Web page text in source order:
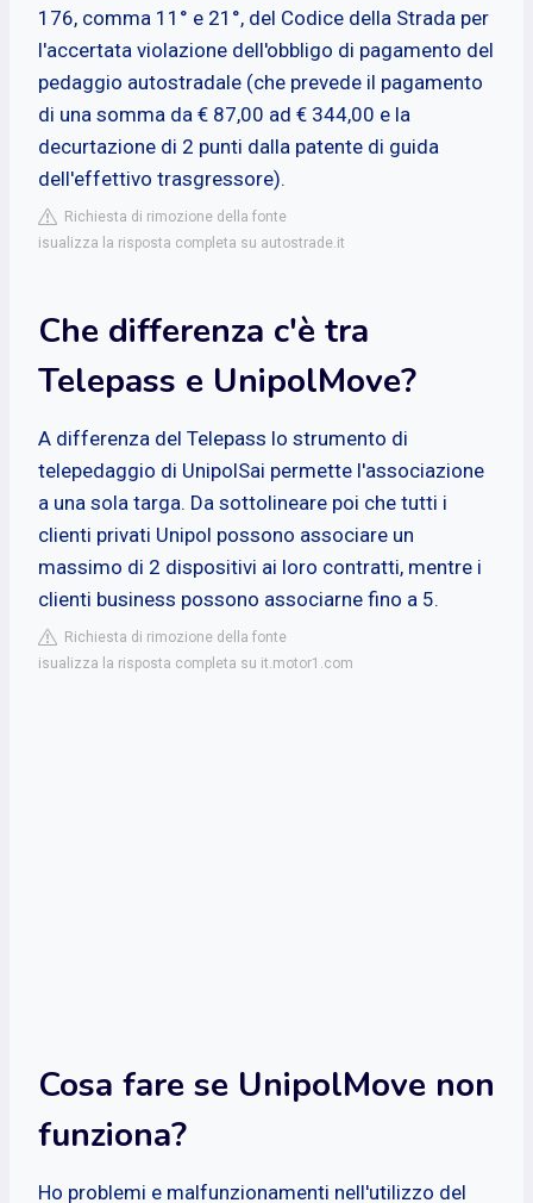
176, comma 11° e 21°, del Codice della Strada per
l'accertata violazione dell'obbligo di pagamento del
pedaggio autostradale (che prevede il pagamento
di una somma da € 87,00 ad € 344,00 e la
decurtazione di 2 punti dalla patente di guida
dell'effettivo trasgressore).
Richiesta di rimozione della fonte
isualizza la risposta completa su autostrade.it
Che differenza c'è tra
Telepass e UnipolMove?
A differenza del Telepass lo strumento di
telepedaggio di UnipolSai permette l'associazione
a una sola targa. Da sottolineare poi che tutti i
clienti privati Unipol possono associare un
massimo di 2 dispositivi ai loro contratti, mentre i
clienti business possono associarne fino a 5.
Richiesta di rimozione della fonte
isualizza la risposta completa su it.motor1.com
Cosa fare se UnipolMove non
funziona?
Ho problemi e malfunzionamenti nell'utilizzo del